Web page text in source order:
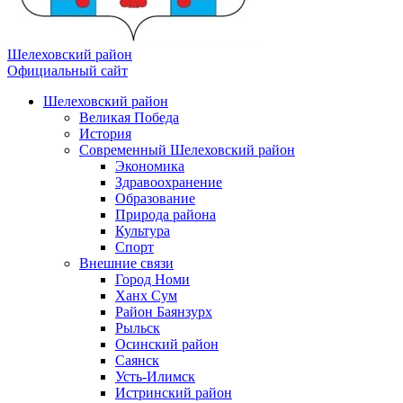
Шелеховский район
Официальный сайт
Шелеховский район
Великая Победа
История
Современный Шелеховский район
Экономика
Здравоохранение
Образование
Природа района
Культура
Спорт
Внешние связи
Город Номи
Ханх Сум
Район Баянзурх
Рыльск
Осинский район
Саянск
Усть-Илимск
Истринский район